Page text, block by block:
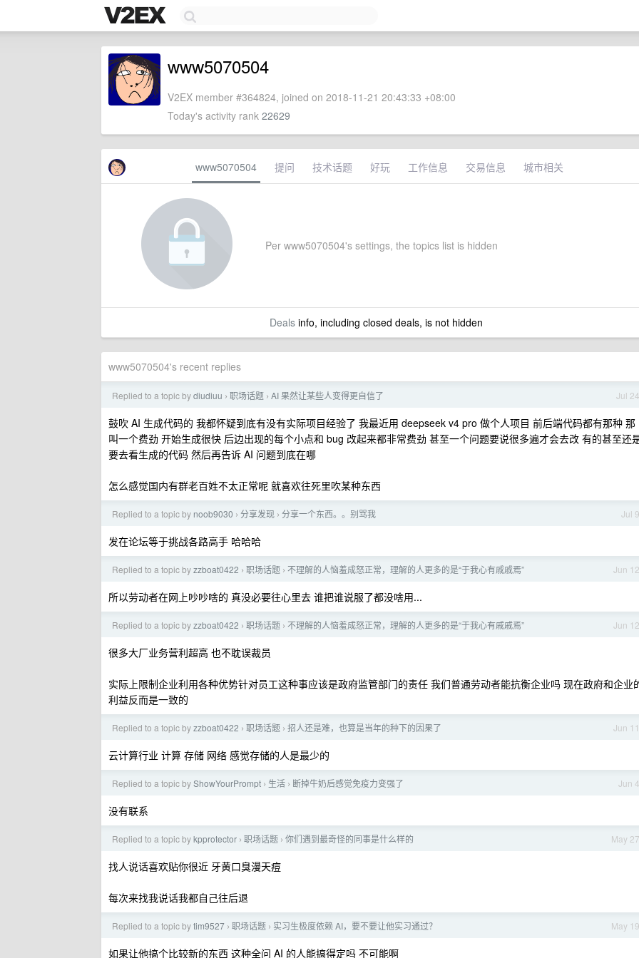
www5070504
V2EX member #364824, joined on 2018-11-21 20:43:33 +08:00
Today's activity rank 22629
www5070504 提问 技术话题 好玩 工作信息 交易信息 城市相关
Per www5070504's settings, the topics list is hidden
Dealsinfo, including closed deals, is not hidden
www5070504's recent replies
Jul 24
Replied to a topic bydiudiuu › 职场话题 › AI 果然让某些人变得更自信了
鼓吹 AI 生成代码的 我都怀疑到底有没有实际项目经验了 我最近用 deepseek v4 pro 做个人项目 前后端代码都有那种 那
叫一个费劲 开始生成很快 后边出现的每个小点和 bug 改起来都非常费劲 甚至一个问题要说很多遍才会去改 有的甚至还
要去看生成的代码 然后再告诉 AI 问题到底在哪
怎么感觉国内有群老百姓不太正常呢 就喜欢往死里吹某种东西
Jul 9
Replied to a topic by noob9030 › 分享发现 › 分享一个东西。。别骂我
发在论坛等于挑战各路高手 哈哈哈
Jun 12
Replied to a topic byzzboat0422 › 职场话题 › 不理解的人恼羞成怒正常，理解的人更多的是“于我心有戚戚焉”
所以劳动者在网上吵吵啥的 真没必要往心里去 谁把谁说服了都没啥用...
Jun 12
Replied to a topic byzzboat0422 › 职场话题 › 不理解的人恼羞成怒正常，理解的人更多的是“于我心有戚戚焉”
很多大厂业务营利超高 也不耽误裁员
实际上限制企业利用各种优势针对员工这种事应该是政府监管部门的责任 我们普通劳动者能抗衡企业吗 现在政府和企业
利益反而是一致的
Jun 11
Replied to a topic byzzboat0422 › 职场话题 › 招人还是难，也算是当年的种下的因果了
云计算行业 计算 存储 网络 感觉存储的人是最少的
Jun 4
Replied to a topic byShowYourPrompt › 生活 › 断掉牛奶后感觉免疫力变强了
没有联系
May 27
Replied to a topic bykpprotector › 职场话题 › 你们遇到最奇怪的同事是什么样的
找人说话喜欢贴你很近 牙黄口臭漫天痘
每次来找我说话我都自己往后退
May 19
Replied to a topic bytim9527 › 职场话题 › 实习生极度依赖 AI，要不要让他实习通过？
如果让他搞个比较新的东西 这种全问 AI 的人能搞得定吗 不可能啊